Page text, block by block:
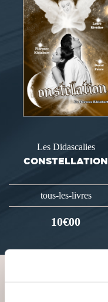
Les Didascalies
CONSTELLATION
tous-les-livres
10€00